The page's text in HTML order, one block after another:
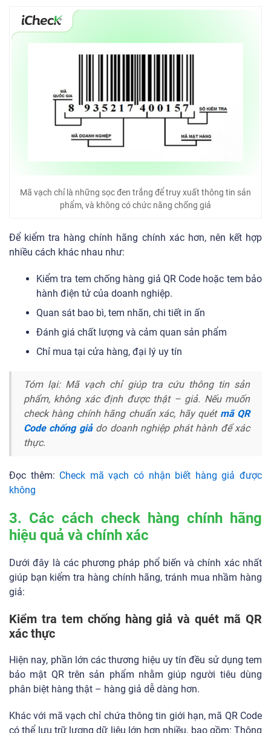
Mã vạch chỉ là những sọc đen trắng để truy xuất thông tin sản
phẩm, và không có chức năng chống giả
Để kiểm tra hàng chính hãng chính xác hơn, nên kết hợp
nhiều cách khác nhau như:
Kiểm tra tem chống hàng giả QR Code hoặc tem bảo
hành điện tử của doanh nghiệp.
Quan sát bao bì, tem nhãn, chi tiết in ấn
Đánh giá chất lượng và cảm quan sản phẩm
Chỉ mua tại cửa hàng, đại lý uy tín
Tóm lại: Mã vạch chỉ giúp tra cứu thông tin sản
phẩm, không xác định được thật – giả. Nếu muốn
check hàng chính hãng chuẩn xác, hãy quét mã QR
Code chống giảdo doanh nghiệp phát hành để xác
thực.
Đọc thêm: Check mã vạch có nhận biết hàng giả được
không
3. Các cách check hàng chính hãng
hiệu quả và chính xác
Dưới đây là các phương pháp phổ biến và chính xác nhất
giúp bạn kiểm tra hàng chính hãng, tránh mua nhầm hàng
giả:
Kiểm tra tem chống hàng giả và quét mã QR
xác thực
Hiện nay, phần lớn các thương hiệu uy tín đều sử dụng tem
bảo mật QR trên sản phẩm nhằm giúp người tiêu dùng
phân biệt hàng thật – hàng giả dễ dàng hơn.
Khác với mã vạch chỉ chứa thông tin giới hạn, mã QR Code
có thể lưu trữ lượng dữ liệu lớn hơn nhiều, bao gồm: Thông